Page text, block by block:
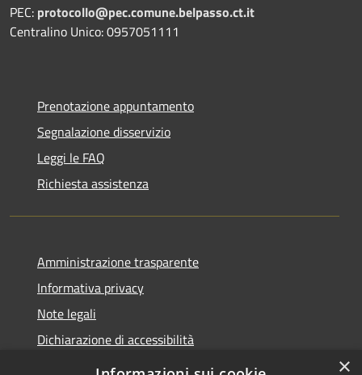
PEC: protocollo@pec.comune.belpasso.ct.it
Centralino Unico: 0957051111
Prenotazione appuntamento
Segnalazione disservizio
Leggi le FAQ
Richiesta assistenza
Amministrazione trasparente
Informativa privacy
Note legali
Dichiarazione di accessibilità
×